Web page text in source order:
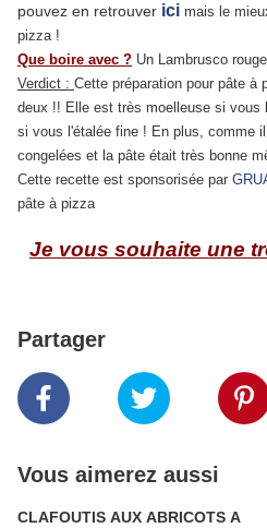
pouvez en retrouver ici mais le
pizza !
Que boire avec ? Un Lambrusco
Verdict : Cette préparation pour pâte à
deux !! Elle est très moelleuse si vous
si vous l'étalée fine ! En plus, comme
congelées et la pâte était très bonne
Cette recette est sponsorisée par
pâte à pizza
Je vous souhaite une
Partager
Vous aimerez aussi
CLAFOUTIS AUX ABRICOTS A